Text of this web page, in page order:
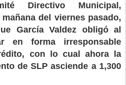
Directivo Municipal,
del viernes pasado,
García Valdez obligó al
en forma irresponsable
con lo cual ahora la
de SLP asciende a 1,300